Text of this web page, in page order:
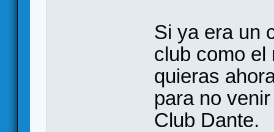
Si ya era un
club como el
quieras
para no
Club Dante.